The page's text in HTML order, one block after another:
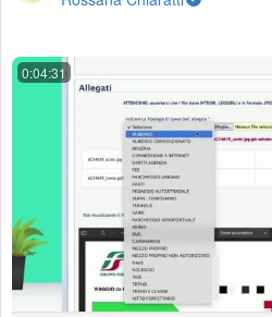
0:04:31